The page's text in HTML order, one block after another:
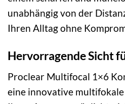
unabhängig von der
Ihren Alltag ohne
Hervorragende Sicht
Proclear Multifocal 1×6
eine innovative multifokale